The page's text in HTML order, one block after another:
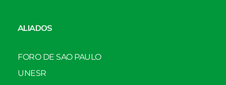
ALIADOS
FORO DE SAO PAULO
UNESR